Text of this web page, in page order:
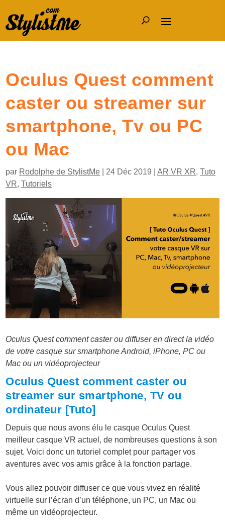
Oculus Quest comment
caster ou streamer sur
smartphone, Tv ou PC
ou Mac
par Rodolphe de StylistMe 24 Déc 2019 |AR VR XR,Tuto
VR,Tutoriels
Oculus Quest comment caster ou diffuser en direct la vidéo
de votre casque sur smartphone Android, iPhone, PC ou
Mac ou un vidéoprojecteur
Oculus Quest comment caster ou
streamer sur smartphone, TV ou
ordinateur [Tuto]
Depuis que nous avons élu le casque Oculus Quest
meilleur casque VR actuel, de nombreuses questions à son
sujet. Voici donc un tutoriel complet pour partager vos
aventures avec vos amis grâce à la fonction partage.
Vous allez pouvoir diffuser ce que vous vivez en réalité
virtuelle sur l’écran d’un téléphone, un PC, un Mac ou
même un vidéoprojecteur.